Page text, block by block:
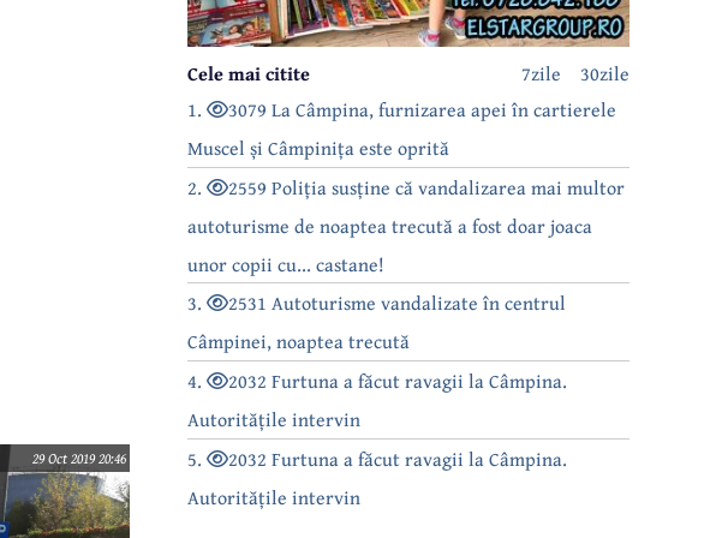
29 Oct 2019 20:46
30zile
7zile
Cele mai citite
1.
3079 La Câmpina, furnizarea apei în cartierele
Muscel și Câmpinița este oprită
2.
2559 Poliția susține că vandalizarea mai multor
autoturisme de noaptea trecută a fost doar joaca
unor copii cu... castane!
3.
2531 Autoturisme vandalizate în centrul
Câmpinei, noaptea trecută
4.
2032 Furtuna a făcut ravagii la Câmpina.
Autoritățile intervin
5.
2032 Furtuna a făcut ravagii la Câmpina.
Autoritățile intervin